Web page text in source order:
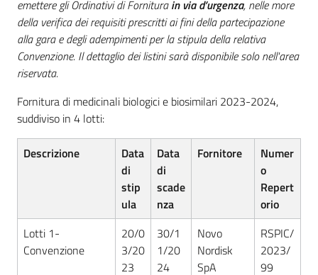
telematiche
English
site
su
emettere gli Ordinativi di Forniturain via d’urgenza, nelle more
della verifica dei requisiti prescritti ai fini della partecipazione
alla gara e degli adempimenti per la stipula della relativa
Convenzione. Il dettaglio dei listini sarà disponibile solo nell'area
riservata.
Fornitura di medicinali biologici e biosimilari 2023-2024,
suddiviso in 4 lotti:
Descrizione
Data
di
stip
ula
Data
di
scade
nza
Fornitore
Numer
o
Repert
orio
Lotti 1-
Convenzione
20/0
3/20
23
30/1
1/20
24
Novo
Nordisk
SpA
RSPIC/
2023/
99